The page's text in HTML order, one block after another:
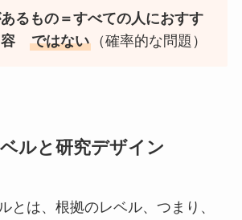
るもの＝すべての人におすす
容ではない （確率的な問題）
ルと研究デザイン
とは、根拠のレベル、つまり、